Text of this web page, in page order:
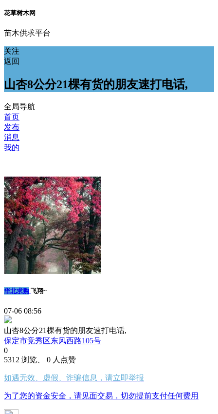
花草树木网
苗木供求平台
关注
返回
山杏8公分21棵有货的朋友速打电话,
全局导航
首页
发布
消息
我的
华北求购 飞翔~
07-06 08:56
山杏8公分21棵有货的朋友速打电话,
保定市竞秀区东风西路105号
0
5312 浏览、 0 人点赞
如遇无效、虚假、诈骗信息，请立即举报
为了您的资金安全，请见面交易，切勿提前支付任何费用